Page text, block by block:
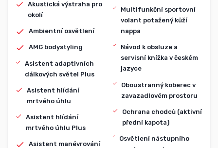
Akustická výstraha pro
okolí
Ambientní osvětlení
AMG bodystyling
Asistent adaptivních
dálkových světel Plus
Asistent hlídání
mrtvého úhlu
Asistent hlídání
mrtvého úhlu Plus
Asistent manévrování
Multifunkční sportovní
volant potažený kůží
nappa
Návod k obsluze a
servisní knížka v českém
jazyce
Oboustranný koberec v
zavazadlovém prostoru
Ochrana chodců (aktivní
přední kapota)
Osvětlení nástupního